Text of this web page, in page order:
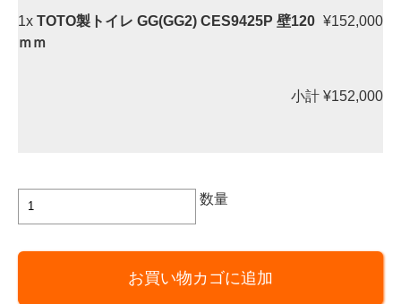
1x TOTO製トイレ GG(GG2) CES9425P 壁120
ｍｍ
¥152,000
小計 ¥152,000
数量
TOTO
お買い物カゴに追加